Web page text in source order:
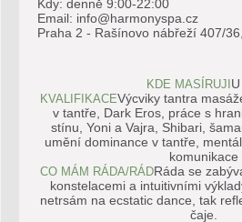
Kdy: denně 9:00-22:00
Email: info@harmonyspa.cz
Praha 2 - Rašínovo nábřeží 407/
KDE MASÍRUJI
KVALIFIKACEVýcviky tantra
v tantře, Dark Eros, práce s
stínu, Yoni a Vajra, Shibari,
umění dominance v tantře,
komunikace
CO MÁM RÁDA/RÁDRáda se
konstelacemi a intuitivními
netrsám na ecstatic dance, tak
čaje.